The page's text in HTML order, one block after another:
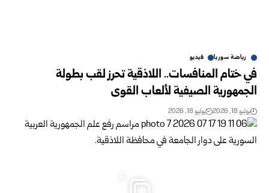
رياضة سوريا فيديو
في ختام المنافسات.. اللاذقية تحرز لقب بطولة
‏الجمهورية الصيفية لألعاب القوى
يوليو 18, 2026 يوليو 18, 2026